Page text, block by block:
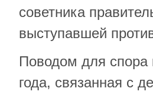
советника
выступавшей
Поводом для спора
года, связанная с